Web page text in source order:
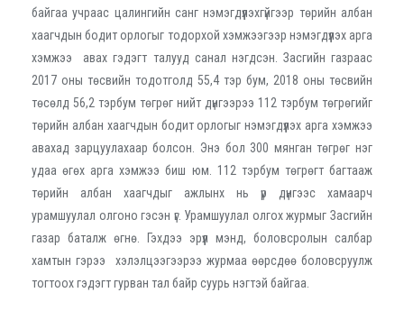
байгаа учраас цалингийн санг нэмэгдүүлэхгүйгээр төрийн албан
хаагчдын бодит орлогыг тодорхой хэмжээгээр нэмэгдүүлэх арга
хэмжээ авах гэдэгт талууд санал нэгдсэн. Засгийн газраас
2017 оны төсвийн тодотголд 55,4 тэр бум, 2018 оны төсвийн
төсөлд 56,2 тэрбум төгрөг нийт дүнгээрээ 112 тэрбум төгрөгийг
төрийн албан хаагчдын бодит орлогыг нэмэгдүүлэх арга хэмжээ
авахад зарцуулахаар болсон. Энэ бол 300 мянган төгрөг нэг
удаа өгөх арга хэмжээ биш юм. 112 тэрбум төгрөгт багтааж
төрийн албан хаагчдыг ажлынх нь үр дүнгээс хамаарч
урамшуулал олгоно гэсэн үг. Урамшуулал олгох журмыг Засгийн
газар баталж өгнө. Гэхдээ эрүүл мэнд, боловсролын салбар
хамтын гэрээ хэлэлцээгээрээ журмаа өөрсдөө боловсруулж
тогтоох гэдэгт гурван тал байр суурь нэгтэй байгаа.